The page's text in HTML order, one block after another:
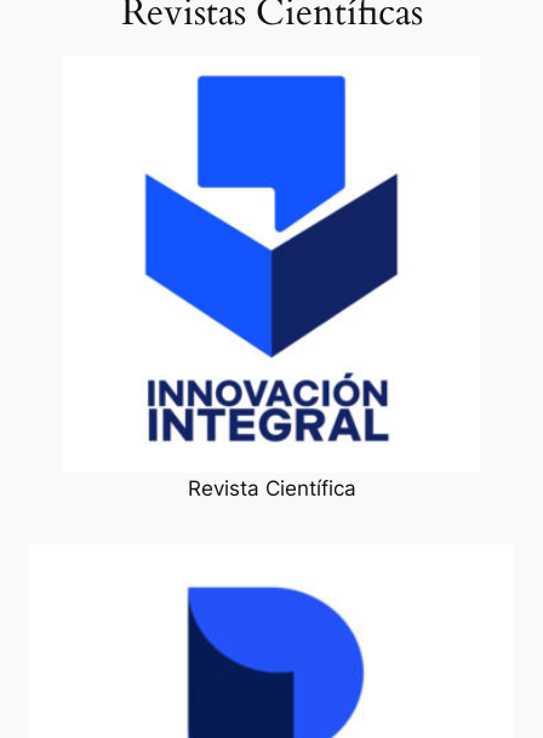
Revistas Científicas
Revista Científica